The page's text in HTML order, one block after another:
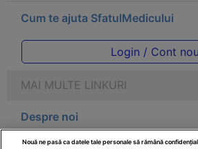
Cum te ajuta SfatulMedicului
Login / Cont nou
MAI MULTE LINKURI
Despre noi
Nouă ne pasă ca datele tale personale să rămână